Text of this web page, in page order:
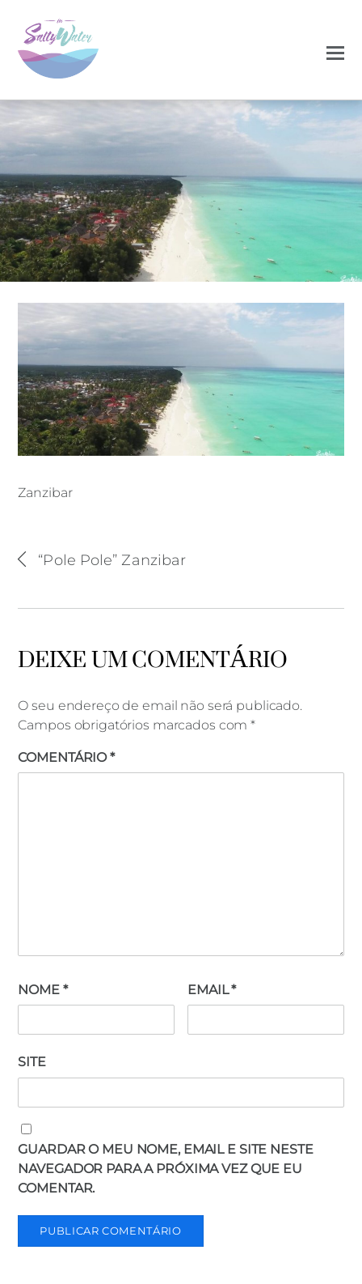
NOVEMBRO 27, 2020 0 0
17-1170×550
Zanzibar
“Pole Pole” Zanzibar
DEIXE UM COMENTÁRIO
O seu endereço de email não será publicado.
Campos obrigatórios marcados com*
COMENTÁRIO*
NOME * EMAIL*
SITE
GUARDAR O MEU NOME, EMAIL E SITE NESTE
NAVEGADOR PARA A PRÓXIMA VEZ QUE EU
COMENTAR.